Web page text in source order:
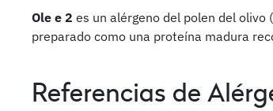
Ole e 2 es un alérgeno del polen del olivo (
preparado como una proteína madura
Referencias de